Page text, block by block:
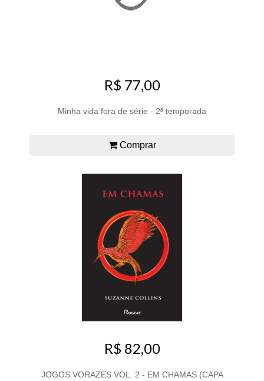
R$ 77,00
Minha vida fora de série - 2ª temporada
Comprar
R$ 82,00
JOGOS VORAZES VOL. 2 - EM CHAMAS (CAPA